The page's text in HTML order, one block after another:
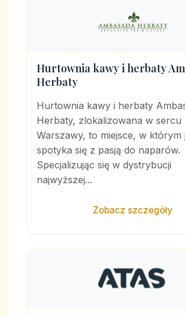
Hurtownia kawy i herbaty
Herbaty
Hurtownia kawy i herbaty
Herbaty, zlokalizowana w sercu
Warszawy, to miejsce, w którym
spotyka się z pasją do naparów.
Specjalizując się w dystrybucji
najwyższej...
Zobacz szczegóły